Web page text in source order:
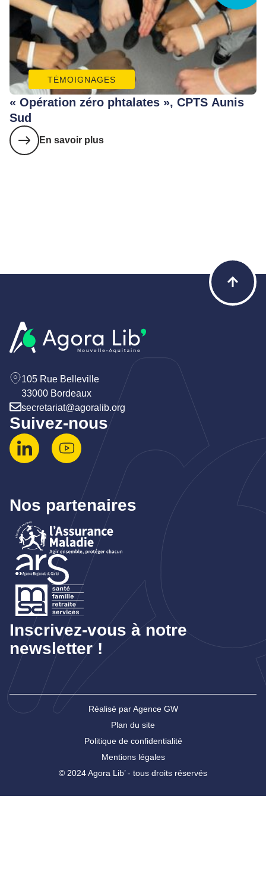
TÉMOIGNAGES
« Opération zéro phtalates », CPTS Aunis
Sud
En savoir plus
105 Rue Belleville
33000 Bordeaux
secretariat@agoralib.org
Suivez-nous
Nos partenaires
Inscrivez-vous à notre
newsletter !
© 2024 Agora Lib’ - tous droits réservés
Mentions légales
Politique de confidentialité
Plan du site
Réalisé par Agence GW